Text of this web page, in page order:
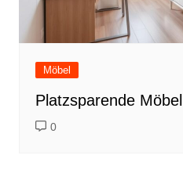
Möbel
Platzsparende
0